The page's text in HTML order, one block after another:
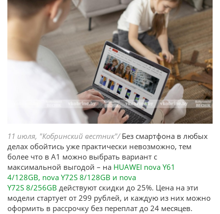
11 июля, "Кобринский вестник"/Без смартфона в любых
делах обойтись уже практически невозможно, тем
более что в А1 можно выбрать вариант с
максимальной выгодой – на HUAWEI nova Y61
4/128GB, nova Y72S 8/128GB и nova
Y72S 8/256GB действуют скидки до 25%. Цена на эти
модели стартует от 299 рублей, и каждую из них можно
оформить в рассрочку без переплат до 24 месяцев.